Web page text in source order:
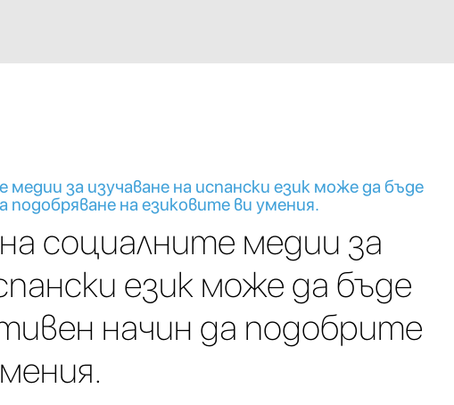
за изучаване на испански език може да бъде
подобряване на езиковите ви умения.
социалните медии за
език може да бъде
начин да подобрите